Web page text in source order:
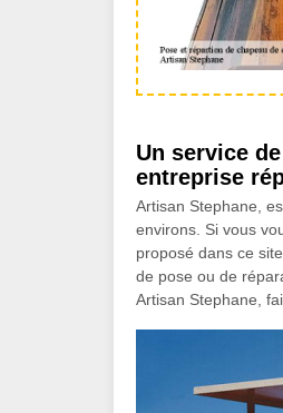
Un service
entreprise
Artisan Stephane,
environs. Si vous
proposé dans ce
de pose ou de
Artisan Stephane,